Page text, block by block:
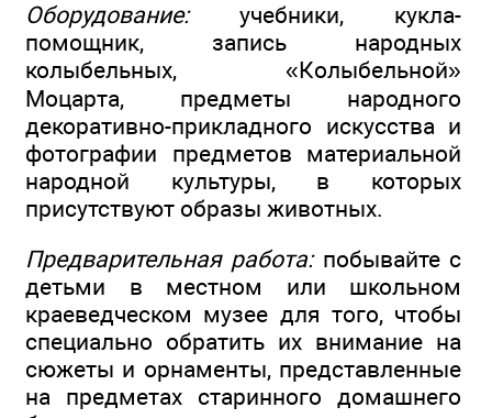
Оборудование:учебники, кукла-
помощник, запись народных
колыбельных, «Колыбельной»
Моцарта, предметы народного
декоративно-прикладного искусства и
фотографии предметов материальной
народной культуры, в которых
присутствуют образы животных.
Предварительная работа:побывайте с
детьми в местном или школьном
краеведческом музее для того, чтобы
специально обратить их внимание на
сюжеты и орнаменты, представленные
на предметах старинного домашнего